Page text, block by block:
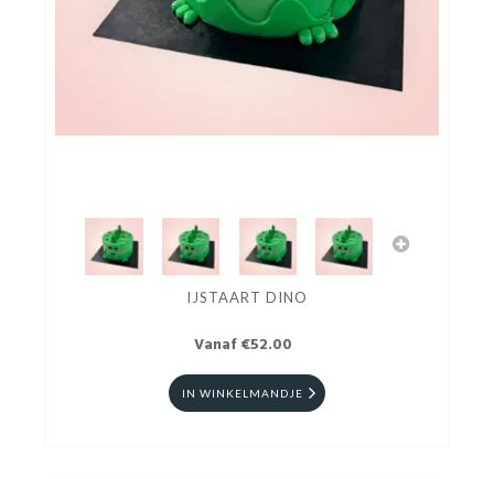
IJSTAART DINO
Vanaf €52.00
IN WINKELMANDJE